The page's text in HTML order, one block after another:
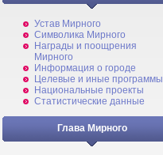
Устав Мирного
Символика Мирного
Награды и поощрения
Мирного
Информация о городе
Целевые и иные программы
Национальные проекты
Статистические данные
Глава Мирного